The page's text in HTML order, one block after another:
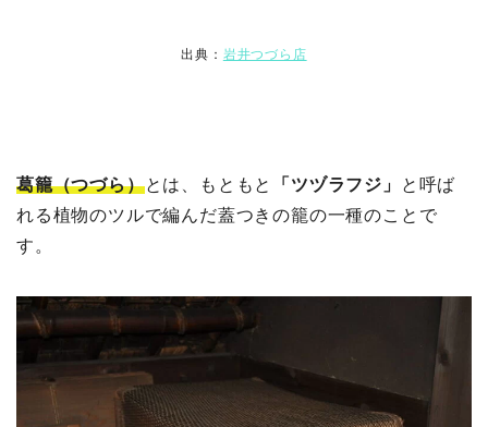
出典： 岩井つづら店
葛籠（つづら）とは、もともと 「ツヅラフジ」
と呼ば
れる植物のツルで編んだ蓋つきの籠の一種のことで
す。